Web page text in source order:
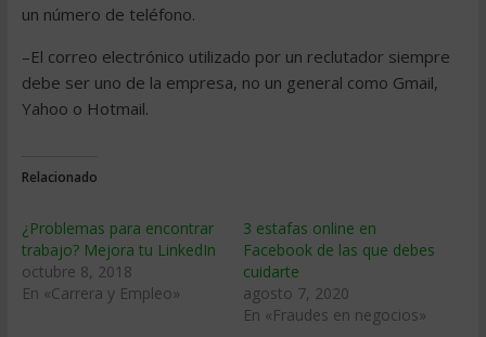
un número de teléfono.
–El correo electrónico utilizado por un reclutador siempre
debe ser uno de la empresa, no un general como Gmail,
Yahoo o Hotmail.
Relacionado
¿Problemas para encontrar
trabajo? Mejora tu LinkedIn
octubre 8, 2018
En «Carrera y Empleo»
3 estafas online en
Facebook de las que debes
cuidarte
agosto 7, 2020
En «Fraudes en negocios»